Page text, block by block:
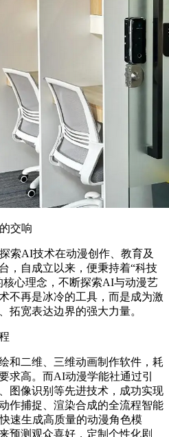
交响
索AI技术在动漫创作、教育及
，自成立以来，便秉持着“科技
核心理念，不断探索AI与动漫艺
不再是冰冷的工具，而是成为激
拓宽表达边界的强大力量。
和二维、三维动画制作软件，耗
求高。而AI动漫学能社通过引
图像识别等先进技术，成功实现
作捕捉、渲染合成的全流程智能
速生成高质量的动漫角色模
预测观众喜好，定制个性化剧